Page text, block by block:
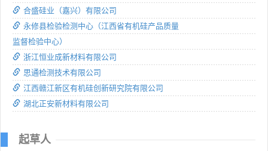
合盛硅业（嘉兴）有限公司
永修县检验检测中心（江西省有机硅产品质量
监督检验中心）
浙江恒业成新材料有限公司
思通检测技术有限公司
江西赣江新区有机硅创新研究院有限公司
湖北正安新材料有限公司
起草人